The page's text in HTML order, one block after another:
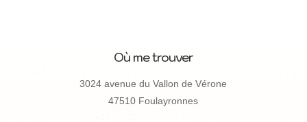
Où me trouver
3024 avenue du Vallon de Vérone
47510 Foulayronnes